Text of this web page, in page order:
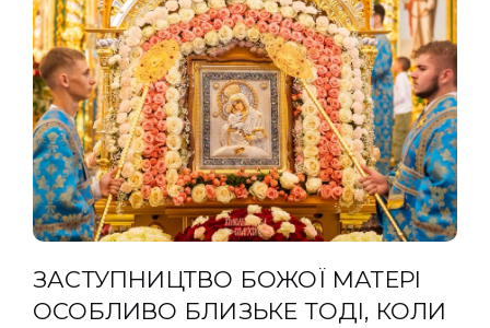
ЗАСТУПНИЦТВО БОЖОЇ МАТЕРІ
ОСОБЛИВО БЛИЗЬКЕ ТОДІ, КОЛИ